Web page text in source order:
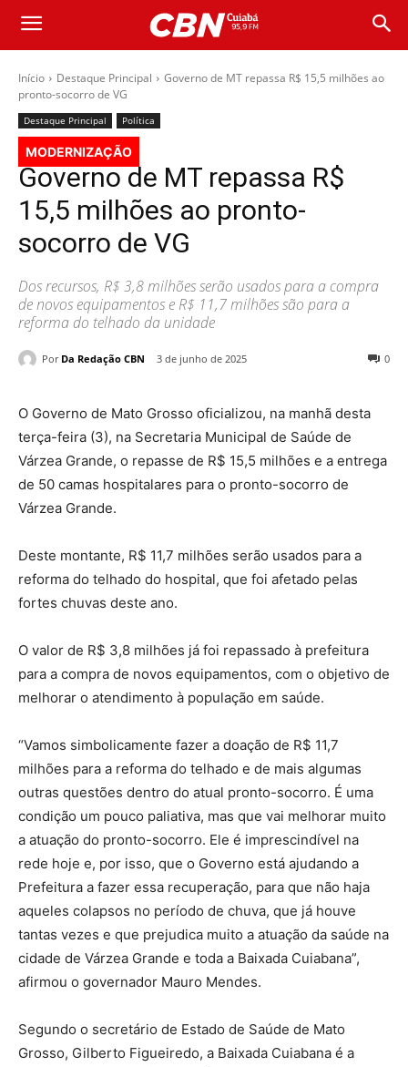
Início Destaque Principal
Governo de MT repassa R$ 15,5 milhões ao
pronto-socorro de VG
Destaque Principal Política
MODERNIZAÇÃO
Governo de MT repassa R$
15,5 milhões ao pronto-
socorro de VG
Dos recursos, R$ 3,8 milhões serão usados para a compra
de novos equipamentos e R$ 11,7 milhões são para a
reforma do telhado da unidade
Por Da Redação CBN 3 de junho de 2025 0
O Governo de Mato Grosso oficializou, na manhã desta
terça-feira (3), na Secretaria Municipal de Saúde de
Várzea Grande, o repasse de R$ 15,5 milhões e a entrega
de 50 camas hospitalares para o pronto-socorro de
Várzea Grande.
Deste montante, R$ 11,7 milhões serão usados para a
reforma do telhado do hospital, que foi afetado pelas
fortes chuvas deste ano.
O valor de R$ 3,8 milhões já foi repassado à prefeitura
para a compra de novos equipamentos, com o objetivo de
melhorar o atendimento à população em saúde.
“Vamos simbolicamente fazer a doação de R$ 11,7
milhões para a reforma do telhado e de mais algumas
outras questões dentro do atual pronto-socorro. É uma
condição um pouco paliativa, mas que vai melhorar muito
a atuação do pronto-socorro. Ele é imprescindível na
rede hoje e, por isso, que o Governo está ajudando a
Prefeitura a fazer essa recuperação, para que não haja
aqueles colapsos no período de chuva, que já houve
tantas vezes e que prejudica muito a atuação da saúde na
cidade de Várzea Grande e toda a Baixada Cuiabana”,
afirmou o governador Mauro Mendes.
Segundo o secretário de Estado de Saúde de Mato
Grosso, Gilberto Figueiredo, a Baixada Cuiabana é a